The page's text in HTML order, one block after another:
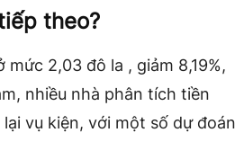
theo?
2,03 đô la , giảm 8,19%,
nhiều nhà phân tích tiền
vụ kiện, với một số dự đoán